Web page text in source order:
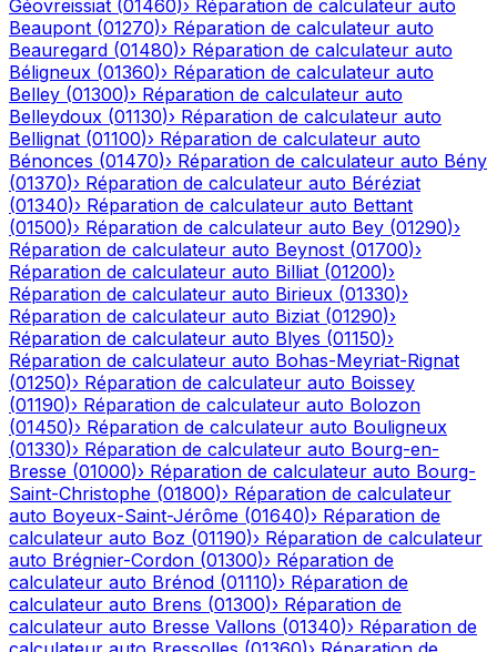
Géovreissiat (01460)› Réparation de calculateur auto
Beaupont (01270)› Réparation de calculateur auto
Beauregard (01480)› Réparation de calculateur auto
Béligneux (01360)› Réparation de calculateur auto
Belley (01300)› Réparation de calculateur auto
Belleydoux (01130)› Réparation de calculateur auto
Bellignat (01100)› Réparation de calculateur auto
Bénonces (01470)› Réparation de calculateur auto Bény
(01370)› Réparation de calculateur auto Béréziat
(01340)› Réparation de calculateur auto Bettant
(01500)› Réparation de calculateur auto Bey (01290)›
Réparation de calculateur auto Beynost (01700)›
Réparation de calculateur auto Billiat (01200)›
Réparation de calculateur auto Birieux (01330)›
Réparation de calculateur auto Biziat (01290)›
Réparation de calculateur auto Blyes (01150)›
Réparation de calculateur auto Bohas-Meyriat-Rignat
(01250)› Réparation de calculateur auto Boissey
(01190)› Réparation de calculateur auto Bolozon
(01450)› Réparation de calculateur auto Bouligneux
(01330)› Réparation de calculateur auto Bourg-en-
Bresse (01000)› Réparation de calculateur auto Bourg-
Saint-Christophe (01800)› Réparation de calculateur
auto Boyeux-Saint-Jérôme (01640)› Réparation de
calculateur auto Boz (01190)› Réparation de calculateur
auto Brégnier-Cordon (01300)› Réparation de
calculateur auto Brénod (01110)› Réparation de
calculateur auto Brens (01300)› Réparation de
calculateur auto Bresse Vallons (01340)› Réparation de